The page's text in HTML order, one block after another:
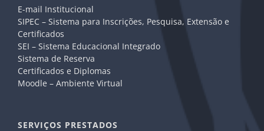
E-mail Institucional
SIPEC – Sistema para Inscrições, Pesquisa, Extensão e
Certificados
SEI – Sistema Educacional Integrado
Sistema de Reserva
Certificados e Diplomas
Moodle – Ambiente Virtual
SERVIÇOS PRESTADOS